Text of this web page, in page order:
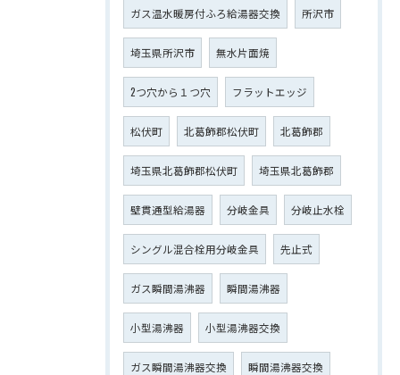
ガス温水暖房付ふろ給湯器交換 所沢市
埼玉県所沢市 無水片面焼
2つ穴から１つ穴 フラットエッジ
松伏町 北葛飾郡松伏町 北葛飾郡
埼玉県北葛飾郡松伏町 埼玉県北葛飾郡
壁貫通型給湯器 分岐金具 分岐止水栓
シングル混合栓用分岐金具 先止式
ガス瞬間湯沸器 瞬間湯沸器
小型湯沸器 小型湯沸器交換
ガス瞬間湯沸器交換 瞬間湯沸器交換